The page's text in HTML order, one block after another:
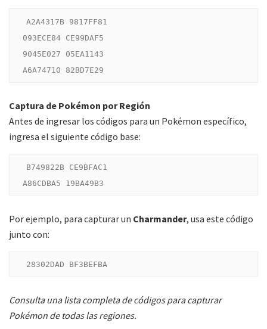
A2A4317B 9817FF81
093ECE84 CE99DAF5
9045E027 05EA1143
Captura de Pokémon por Región
Antes de ingresar los códigos para un Pokémon específico,
ingresa el siguiente código base:
B749822B CE9BFAC1
Por ejemplo, para capturar un Charmander, usa este código
junto con:
Consulta una lista completa de códigos para capturar
Pokémon de todas las regiones.